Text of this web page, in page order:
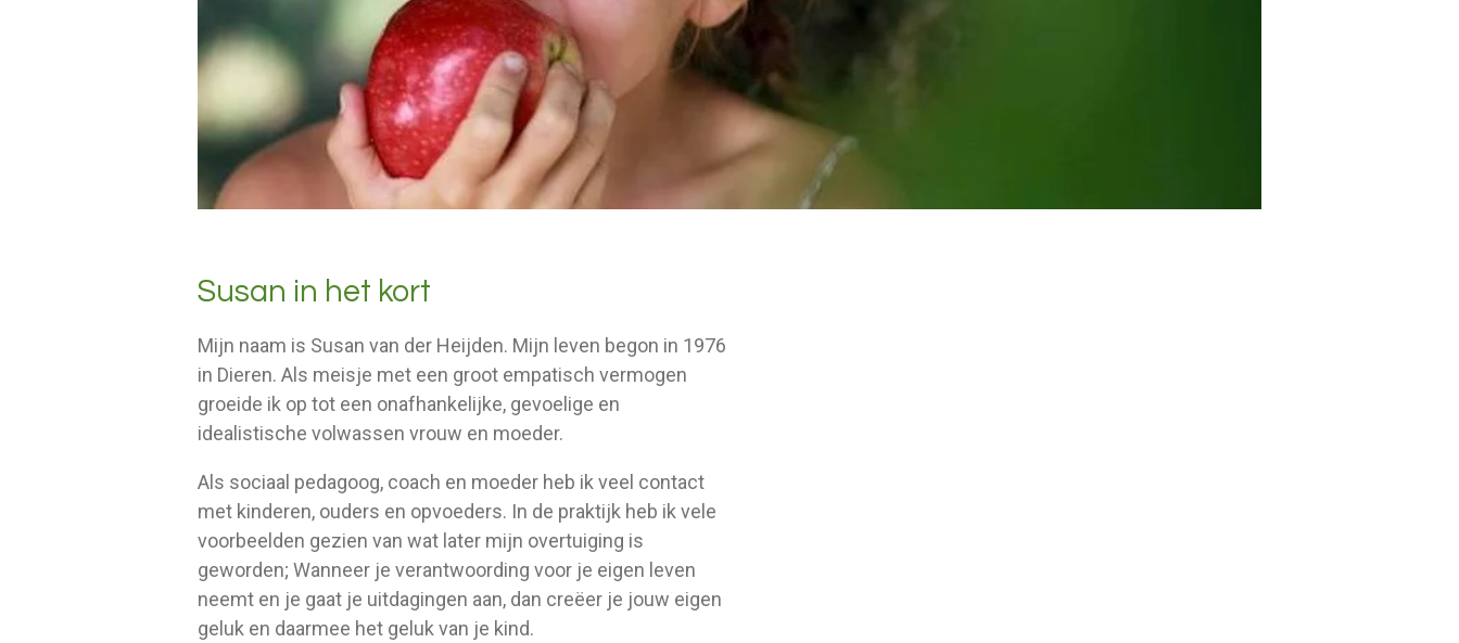
Susan in het kort
Mijn naam is Susan van der Heijden. Mijn leven begon in 1976
in Dieren. Als meisje met een groot empatisch vermogen
groeide ik op tot een onafhankelijke, gevoelige en
idealistische volwassen vrouw en moeder.
Als sociaal pedagoog, coach en moeder heb ik veel contact
met kinderen, ouders en opvoeders. In de praktijk heb ik vele
voorbeelden gezien van wat later mijn overtuiging is
geworden; Wanneer je verantwoording voor je eigen leven
neemt en je gaat je uitdagingen aan, dan creëer je jouw eigen
geluk en daarmee het geluk van je kind.